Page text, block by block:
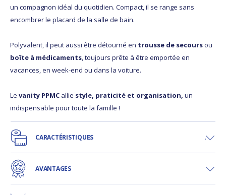
un compagnon idéal du quotidien. Compact, il se range sans
encombrer le placard de la salle de bain.
Polyvalent, il peut aussi être détourné en trousse de secoursou
boîte à médicaments, toujours prête à être emportée en
vacances, en week-end ou dans la voiture.
Le vanity PPMC allie style, praticité et organisation, un
indispensable pour toute la famille !
CARACTÉRISTIQUES
AVANTAGES